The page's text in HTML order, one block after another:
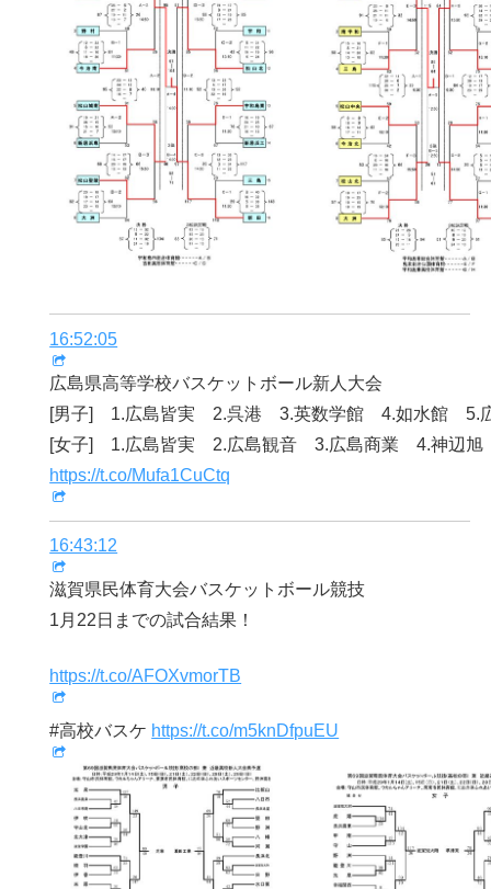
16:52:05
広島県高等学校バスケットボール新人大会
[男子] 1.広島皆実 2.呉港 3.英数学館 4.如水館 5.
[女子] 1.広島皆実 2.広島観音 3.広島商業 4.神辺
https://t.co/Mufa1CuCtq
16:43:12
滋賀県民体育大会バスケットボール競技
1月22日までの試合結果！
https://t.co/AFOXvmorTB
#高校バスケ https://t.co/m5knDfpuEU